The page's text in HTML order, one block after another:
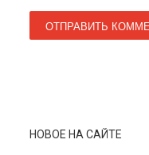
НОВОЕ НА САЙТЕ